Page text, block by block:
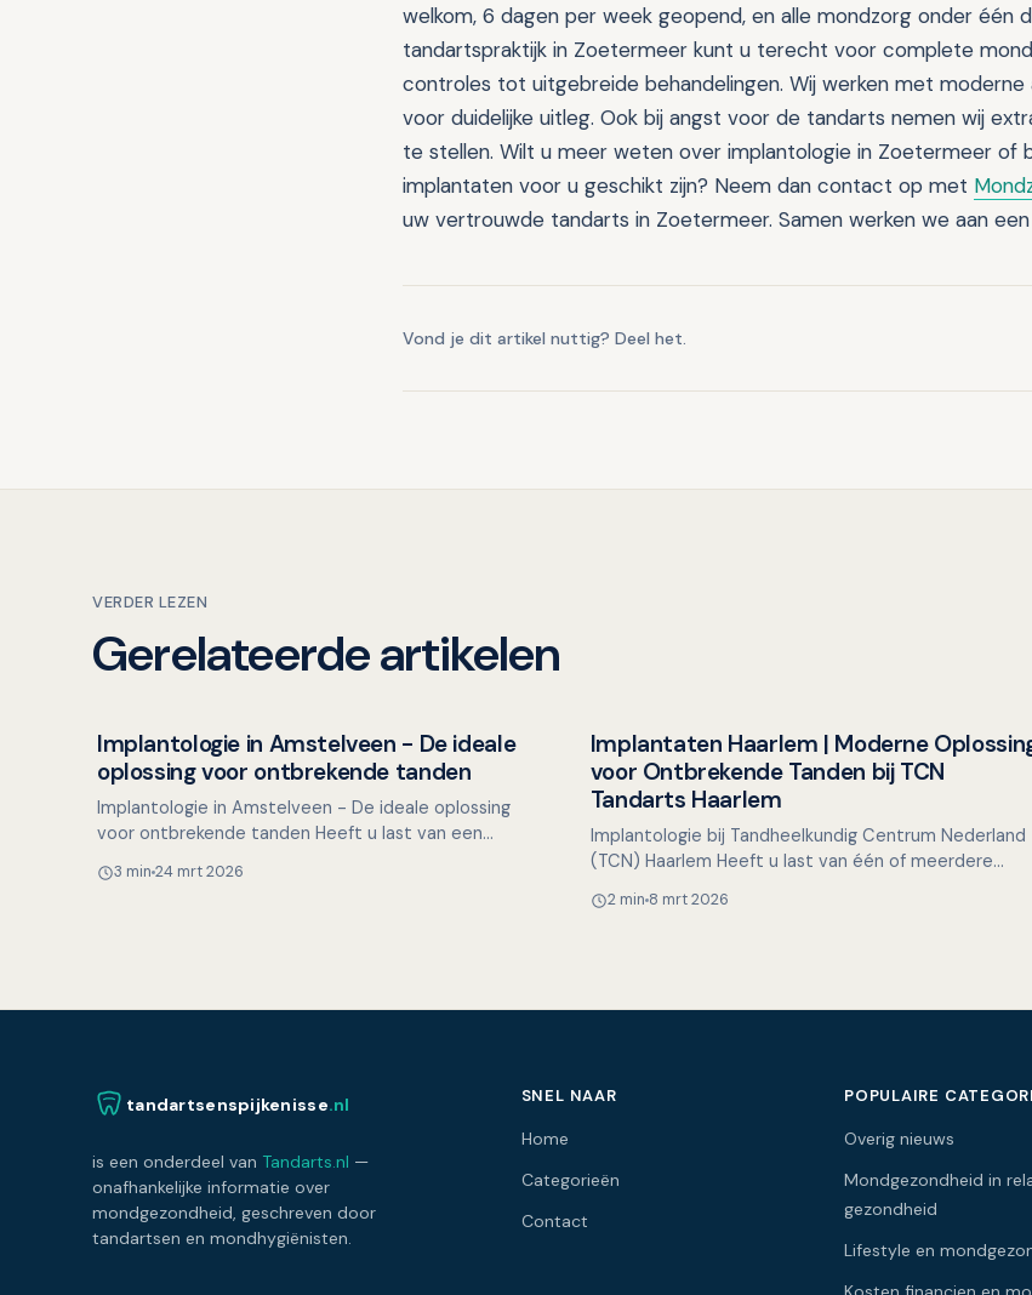
welkom, 6 dagen per week geopend, en alle mondzorg onder één
tandartspraktijk in Zoetermeer kunt u terecht voor complete
controles tot uitgebreide behandelingen. Wij werken met moderne
voor duidelijke uitleg. Ook bij angst voor de tandarts nemen wij
te stellen. Wilt u meer weten over implantologie in Zoetermeer of
implantaten voor u geschikt zijn? Neem dan contact op met
uw vertrouwde tandarts in Zoetermeer. Samen werken we aan
Vond je dit artikel nuttig? Deel het.
VERDER LEZEN
Gerelateerde artikelen
Overig nieuws
Implantologie in Amstelveen - De ideale
oplossing voor ontbrekende tanden
Implantologie in Amstelveen - De ideale oplossing
voor ontbrekende tanden Heeft u last van een
manier om we…
3 min 24 mrt 2026
Overig nieuws
Implantaten Haarlem | Moderne
voor Ontbrekende Tanden bij TCN
Tandarts Haarlem
Implantologie bij Tandheelkundig Centrum Nederland
(TCN) Haarlem Heeft u last van één of meerdere
oplos…
2 min 8 mrt 2026
tandartsenspijkenisse.nl
is een onderdeel van Tandarts.nl —
onafhankelijke informatie over
mondgezondheid, geschreven door
tandartsen en mondhygiënisten.
SNEL NAAR
Home
Categorieën
Contact
POPULAIRE
Overig nieuws
Mondgezondheid in
gezondheid
Lifestyle en